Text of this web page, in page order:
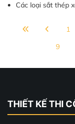
Các loại sắt thép
1
9
THIẾT KẾ THI